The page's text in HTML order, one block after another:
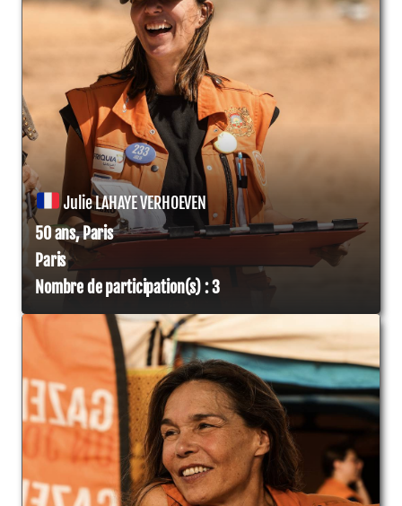
Julie LAHAYE VERHOEVEN
50 ans, Paris
Paris
Nombre de participation(s) : 3